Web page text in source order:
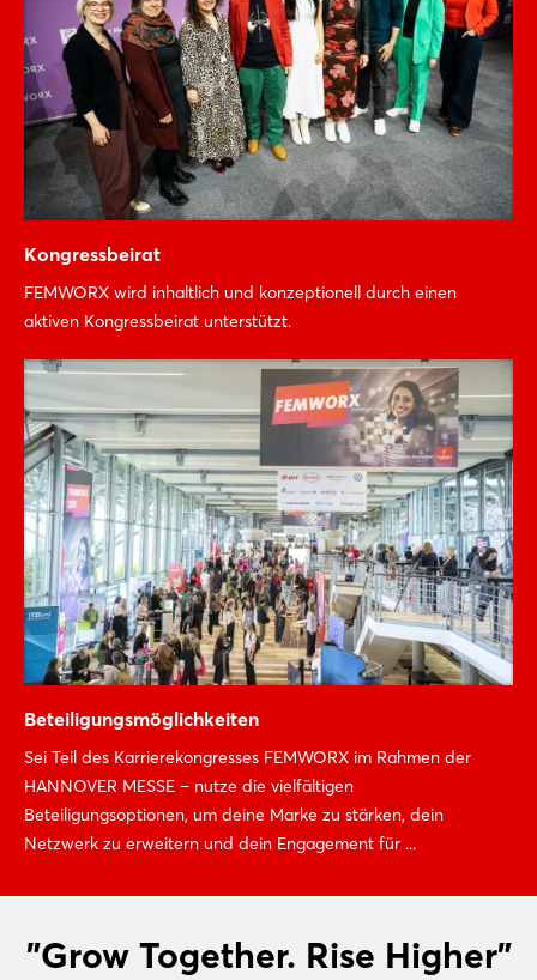
Kongressbeirat
FEMWORX wird inhaltlich und konzeptionell durch einen
aktiven Kongressbeirat unterstützt.
Beteiligungsmöglichkeiten
Sei Teil des Karrierekongresses FEMWORX im Rahmen der
HANNOVER MESSE – nutze die vielfältigen
Beteiligungsoptionen, um deine Marke zu stärken, dein
Netzwerk zu erweitern und dein Engagement für ...
"Grow Together. Rise Higher"